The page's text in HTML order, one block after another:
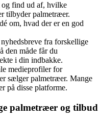
og find ud af, hvilke
tilbyder palmetræer.
om, hvad der er en god
fra forskellige
den måde får du
i din indbakke.
medieprofiler for
sælger palmetræer. Mange
på disse platforme.
palmetræer og tilbud